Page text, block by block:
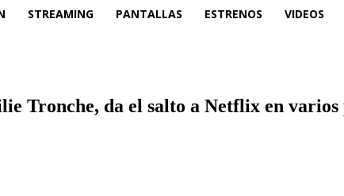
STREAMING PANTALLAS ESTRENOS VIDEOS
Tronche, da el salto a Netflix en